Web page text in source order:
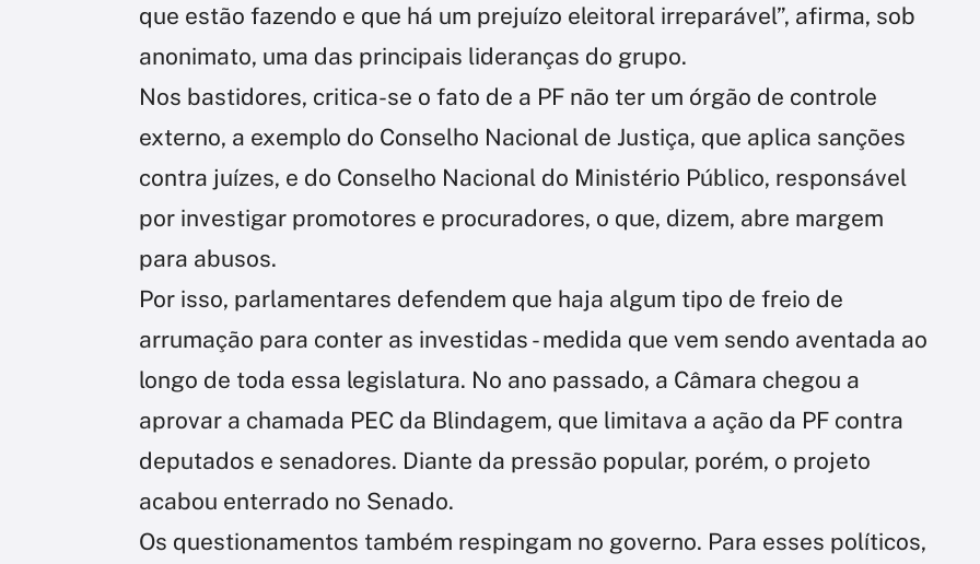
que estão fazendo e que há um prejuízo eleitoral irreparável”, afirma, sob
anonimato, uma das principais lideranças do grupo.
Nos bastidores, critica-se o fato de a PF não ter um órgão de controle
externo, a exemplo do Conselho Nacional de Justiça, que aplica sanções
contra juízes, e do Conselho Nacional do Ministério Público, responsável
por investigar promotores e procuradores, o que, dizem, abre margem
para abusos.
Por isso, parlamentares defendem que haja algum tipo de freio de
arrumação para conter as investidas - medida que vem sendo aventada ao
longo de toda essa legislatura. No ano passado, a Câmara chegou a
aprovar a chamada PEC da Blindagem, que limitava a ação da PF contra
deputados e senadores. Diante da pressão popular, porém, o projeto
acabou enterrado no Senado.
Os questionamentos também respingam no governo. Para esses políticos,